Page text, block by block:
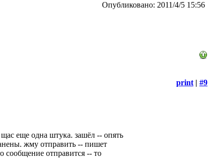
Опубликовано: 2011/4/5 15:56
print | #9
еще одна штука. зашёл -- опять
жму отправить -- пишет
сообщение отправится -- то